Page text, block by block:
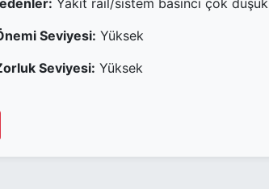
Yakıt rail/sistem basıncı çok düşük
Seviyesi: Yüksek
Seviyesi: Yüksek